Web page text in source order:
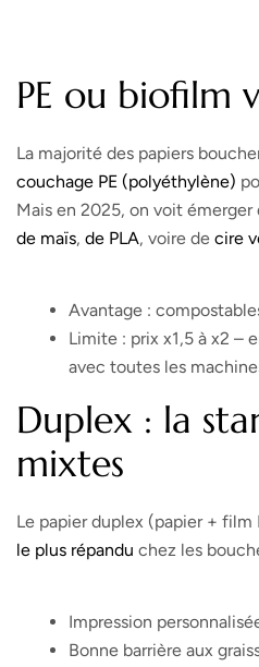
PE ou biofilm
La majorité des papiers
couchage PE (polyéthylène)
Mais en 2025, on voit émerger
de maïs, de PLA, voire de cire
Avantage :
Limite : prix x1,5 à x2 –
avec toutes les
Duplex : la
mixtes
Le papier duplex (papier + film
le plus répandu chez les
Impression
Bonne barrière aux